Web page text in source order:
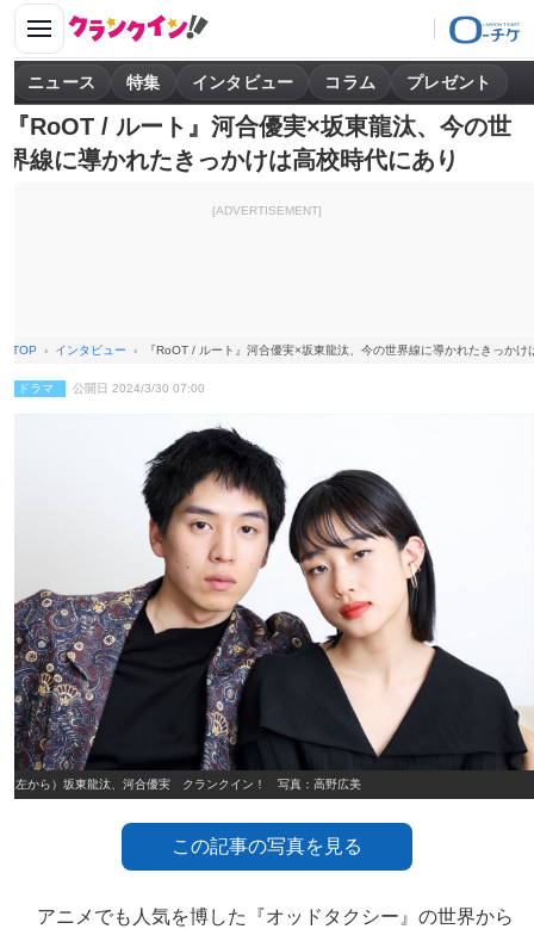
ニュース 特集 インタビュー コラム プレゼント
『RoOT / ルート』河合優実×坂東龍汰、今の世
界線に導かれたきっかけは高校時代にあり
[ADVERTISEMENT]
TOP インタビュー 『RoOT / ルート』河合優実×坂東龍汰、今の世界線に導かれたきっかけ
ドラマ 公開日 2024/3/30 07:00
（左から）坂東龍汰、河合優実 クランクイン！ 写真：高野広美
この記事の写真を見る
アニメでも人気を博した『オッドタクシー』の世界から